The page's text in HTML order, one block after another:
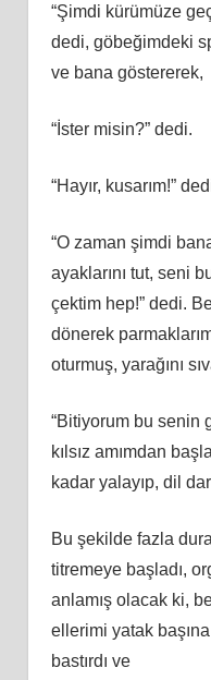
“Şimdi kürümüze
dedi, göbeğimdeki
ve bana göstererek,
“İster misin?” dedi.
“Hayır, kusarım!”
“O zaman şimdi
ayaklarını tut, seni
çektim hep!” dedi.
dönerek
oturmuş, yarağını
“Bitiyorum bu senin
kılsız amımdan
kadar yalayıp, dil
Bu şekilde fazla
titremeye başladı,
anlamış olacak ki,
ellerimi yatak
bastırdı ve